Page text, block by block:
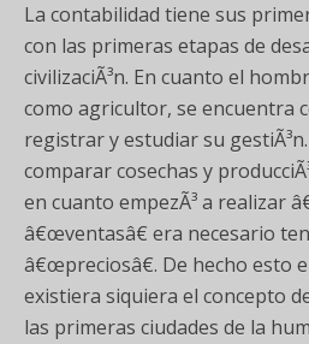
La contabilidad tiene sus
con las primeras etapas de
civilizaciÃ³n. En cuanto el
como agricultor, se encuentra
registrar y estudiar su
comparar cosechas y
en cuanto empezÃ³ a realizar
â€œventasâ€ era necesario
â€œpreciosâ€. De hecho esto
existiera siquiera el concepto
las primeras ciudades de la